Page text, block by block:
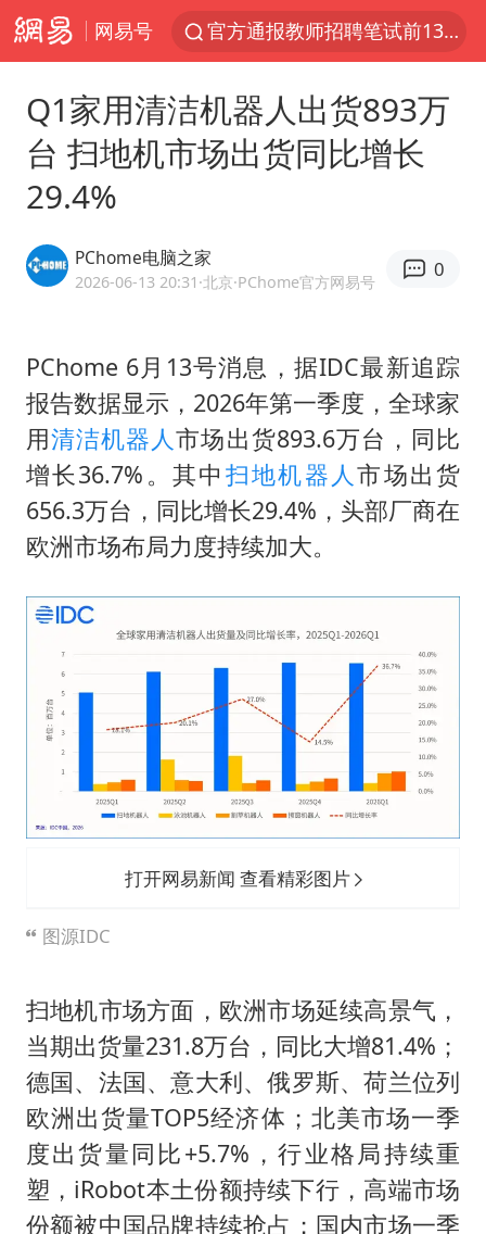
网易号
官方通报教师招聘笔试前13名被淘汰
泰国枪击案凶手先杀祖父母后行凶
A股三大股指收涨
泰国校园枪击案死亡人数升至7人
“立秋的第一杯奶茶”又爆单了
国防部：中国军队坚决反制任何闹海挑衅图谋
台湾海峡南口北上船舶实施交通管制
方程豹钛9新车申报
瑞众保险员工爆料公司违规行为
东方之约 相约未来
Q1家用清洁机器人出货893万
台 扫地机市场出货同比增长
29.4%
PChome电脑之家
2026-06-13 20:31 ·北京·PChome官方网易号
0
PChome 6月13号消息，据IDC最新追踪
报告数据显示，2026年第一季度，全球家
用清洁机器人市场出货893.6万台，同比
增长36.7%。其中 扫地机器人市场出货
656.3万台，同比增长29.4%，头部厂商在
欧洲市场布局力度持续加大。
打开网易新闻 查看精彩图片
图源IDC
扫地机市场方面，欧洲市场延续高景气，
当期出货量231.8万台，同比大增81.4%；
德国、法国、意大利、俄罗斯、荷兰位列
欧洲出货量TOP5经济体；北美市场一季
度出货量同比+5.7%，行业格局持续重
塑，iRobot本土份额持续下行，高端市场
份额被中国品牌持续抢占；国内市场一季